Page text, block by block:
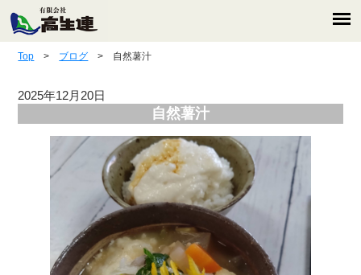
Top > ブログ > 自然薯汁
2025年12月20日
自然薯汁